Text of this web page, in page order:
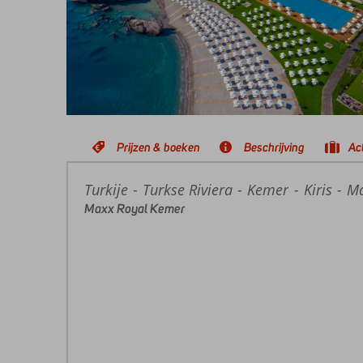
Prijzen & boeken Beschrijving
Home
Turkije Turkse Riviera Kemer Kiris
Maxx Royal Kemer